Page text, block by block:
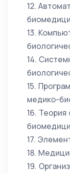
12.
13.
14.
15.
медико-
16.
17.
18.
19.